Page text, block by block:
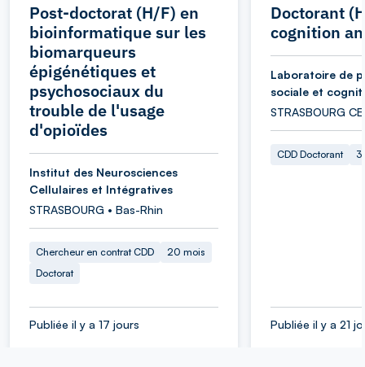
Post-doctorat (H/F) en
bioinformatique sur les
biomarqueurs
épigénétiques et
psychosociaux du
trouble de l'usage
d'opioïdes
Institut des Neurosciences
Cellulaires et Intégratives
STRASBOURG • Bas-Rhin
Chercheur en contrat CDD
20 mois
Doctorat
Publiée il y a 17 jours
Doctorant
cognition
Laboratoire de
sociale et
STRASBOURG
CDD Doctorant
Publiée il y a 21